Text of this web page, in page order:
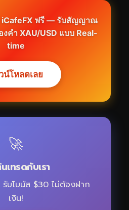
iCafeFX ฟรี — รับสัญญาณ
งคำ XAU/USD แบบ Real-
time
น์โหลดเลย
🚀
เทรดกับเรา
บโบนัส $30 ไม่ต้องฝาก
เงิน!